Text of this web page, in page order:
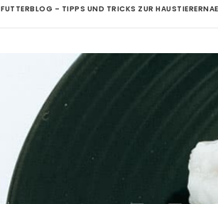
FUTTERBLOG – TIPPS UND TRICKS ZUR